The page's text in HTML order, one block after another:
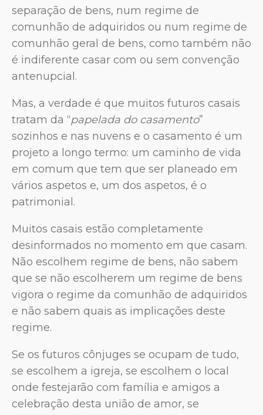
separação de bens, num regime de
comunhão de adquiridos ou num regime de
comunhão geral de bens, como também não
é indiferente casar com ou sem convenção
antenupcial.
Mas, a verdade é que muitos futuros casais
tratam da “papelada do casamento”
sozinhos e nas nuvens e o casamento é um
projeto a longo termo: um caminho de vida
em comum que tem que ser planeado em
vários aspetos e, um dos aspetos, é o
patrimonial.
Muitos casais estão completamente
desinformados no momento em que casam.
Não escolhem regime de bens, não sabem
que se não escolherem um regime de bens
vigora o regime da comunhão de adquiridos
e não sabem quais as implicações deste
regime.
Se os futuros cônjuges se ocupam de tudo,
se escolhem a igreja, se escolhem o local
onde festejarão com família e amigos a
celebração desta união de amor, se